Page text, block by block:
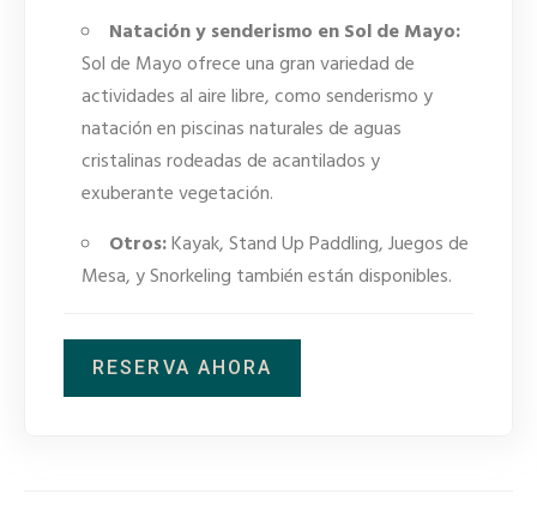
Natación y senderismo en Sol de Mayo:
Sol de Mayo ofrece una gran variedad de
actividades al aire libre, como senderismo y
natación en piscinas naturales de aguas
cristalinas rodeadas de acantilados y
exuberante vegetación.
Otros:Kayak, Stand Up Paddling, Juegos de
Mesa, y Snorkeling también están disponibles.
RESERVA AHORA